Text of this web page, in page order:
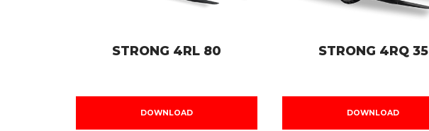
STRONG 4RL 80
DOWNLOAD
STRONG 4RQ 35
DOWNLOAD